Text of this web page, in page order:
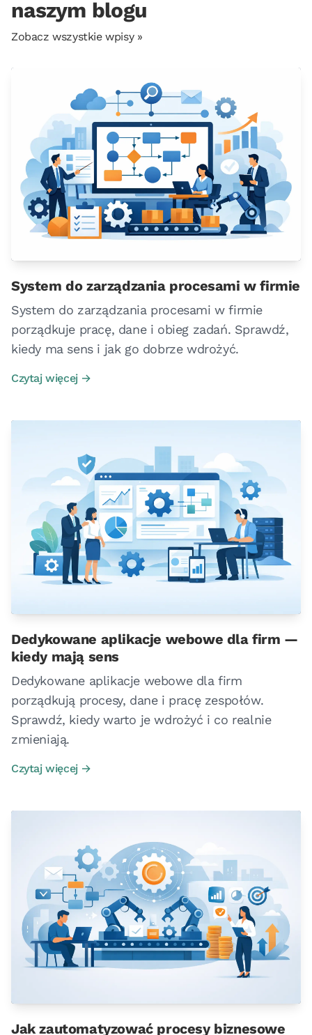
naszym blogu
Zobacz wszystkie wpisy »
System do zarządzania procesami w firmie
System do zarządzania procesami w firmie
porządkuje pracę, dane i obieg zadań. Sprawdź,
kiedy ma sens i jak go dobrze wdrożyć.
Czytaj więcej →
Dedykowane aplikacje webowe dla firm —
kiedy mają sens
Dedykowane aplikacje webowe dla firm
porządkują procesy, dane i pracę zespołów.
Sprawdź, kiedy warto je wdrożyć i co realnie
zmieniają.
Czytaj więcej →
Jak zautomatyzować procesy biznesowe